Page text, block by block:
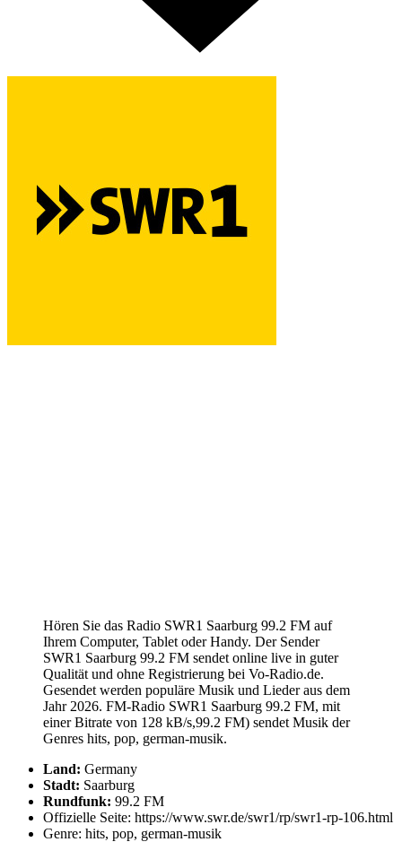
Hören Sie das Radio SWR1 Saarburg 99.2 FM auf
Ihrem Computer, Tablet oder Handy. Der Sender
SWR1 Saarburg 99.2 FM sendet online live in guter
Qualität und ohne Registrierung bei Vo-Radio.de.
Gesendet werden populäre Musik und Lieder aus dem
Jahr 2026. FM-Radio SWR1 Saarburg 99.2 FM, mit
einer Bitrate von 128 kB/s,99.2 FM) sendet Musik der
Genres hits, pop, german-musik.
Land: Germany
Stadt: Saarburg
Rundfunk: 99.2 FM
Offizielle Seite: https://www.swr.de/swr1/rp/swr1-rp-106.html
Genre: hits, pop, german-musik